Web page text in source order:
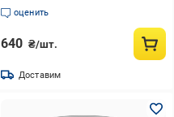
оценить
640 ₴/шт.
Доставим